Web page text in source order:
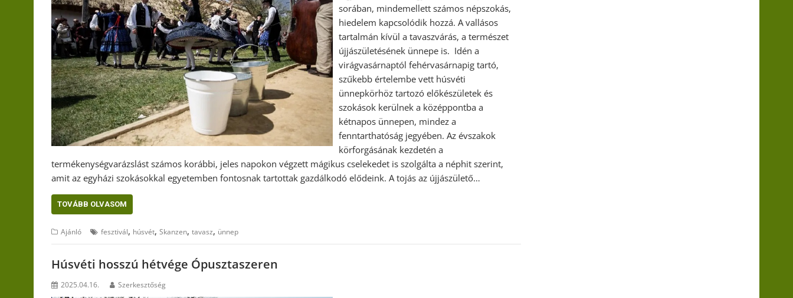
sorában, mindemellett számos népszokás,
hiedelem kapcsolódik hozzá. A vallásos
tartalmán kívül a tavaszvárás, a természet
újjászületésének ünnepe is. Idén a
virágvasárnaptól fehérvasárnapig tartó,
szűkebb értelembe vett húsvéti
ünnepkörhöz tartozó előkészületek és
szokások kerülnek a középpontba a
kétnapos ünnepen, mindez a
fenntarthatóság jegyében. Az évszakok
körforgásának kezdetén a
termékenységvarázslást számos korábbi, jeles napokon végzett mágikus cselekedet is szolgálta a néphit szerint,
amit az egyházi szokásokkal egyetemben fontosnak tartottak gazdálkodó elődeink. A tojás az újjászülető…
TOVÁBB OLVASOM
Ajánló fesztivál, húsvét, Skanzen, tavasz, ünnep
Húsvéti hosszú hétvége Ópusztaszeren
2025.04.16. Szerkesztőség